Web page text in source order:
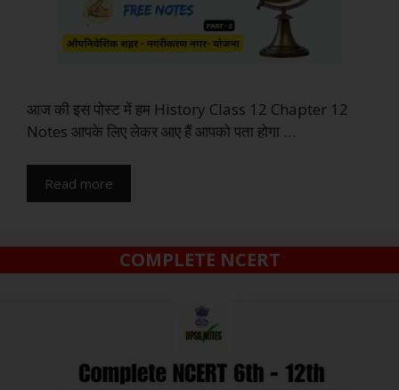
आज की इस पोस्ट में हम History Class 12 Chapter 12
Notes आपके लिए लेकर आए हैं आपको पता होगा …
Read more
COMPLETE NCERT